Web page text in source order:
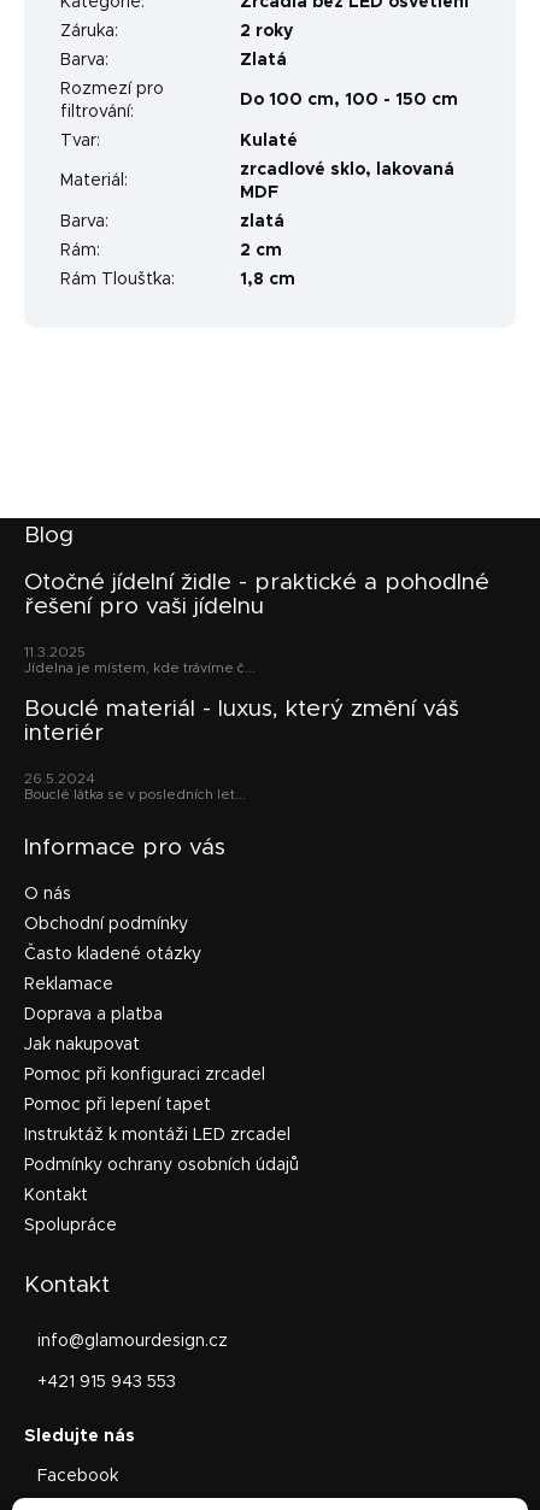
Záruka:
2 roky
Barva:
Zlatá
Rozmezí pro
filtrování:
Do 100 cm, 100 - 150 cm
Tvar: Kulaté
Materiál :
zrcadlové sklo, lakovaná
MDF
Barva:
zlatá
Rám:
2 cm
Rám Tloušťka: 1,8 cm
Blog
Otočné jídelní židle - praktické a pohodlné
řešení pro vaši jídelnu
11.3.2025
Jídelna je místem, kde trávíme č...
Bouclé materiál - luxus, který změní váš
interiér
26.5.2024
Bouclé látka se v posledních let...
Informace pro vás
O nás
Obchodní podmínky
Často kladené otázky
Reklamace
Doprava a platba
Jak nakupovat
Pomoc při konfiguraci zrcadel
Pomoc při lepení tapet
Instruktáž k montáži LED zrcadel
Podmínky ochrany osobních údajů
Kontakt
Spolupráce
Kontakt
info@glamourdesign.cz
+421 915 943 553
Facebook